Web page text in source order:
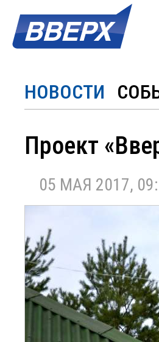
НОВОСТИ
Проект
05 МАЯ 2017,